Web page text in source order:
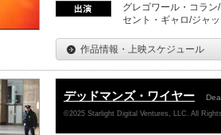
グレゴワール・コラ
セント・ギャロ/ジャ
作品情報・上映スケジュール
デッドマンズ・ワイヤー
©2025 Starlight Digital Ventures, LLC. All